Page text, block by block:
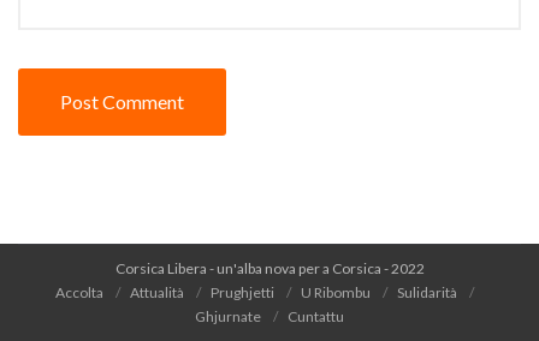
Corsica Libera - un'alba nova per a Corsica - 2022
Accolta
Attualità Prughjetti U Ribombu
Sulidarità
Ghjurnate
Cuntattu